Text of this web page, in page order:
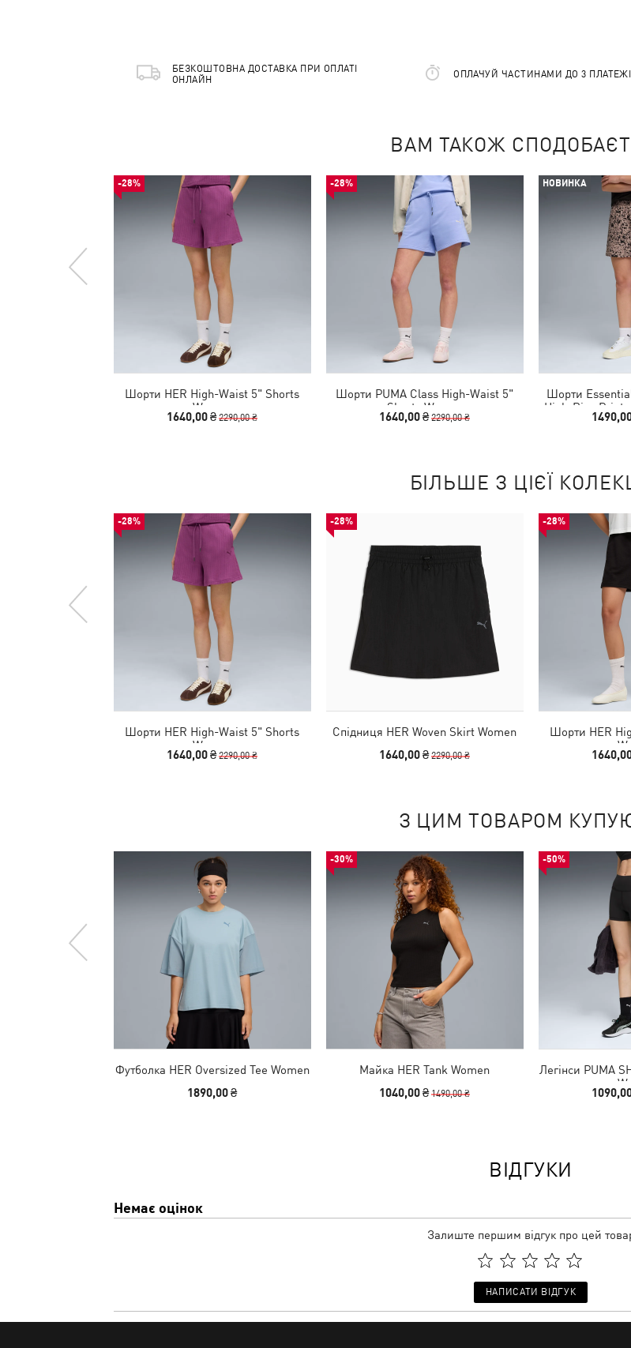
БЕЗКОШТОВНА ДОСТАВКА ПРИ ОПЛАТІ
ОНЛАЙН
ОПЛАЧУЙ ЧАСТИНАМИ ДО 3
ВАМ ТАКОЖ
-28%
Шорти HER High-Waist 5" Shorts
Women
1640,00 ₴2290,00 ₴
-28%
Шорти PUMA Class High-Waist 5"
Shorts Women
1640,00 ₴2290,00 ₴
НОВИНКА
Шорти
High-Rise
БІЛЬШЕ З ЦІЄЇ
-28%
Шорти HER High-Waist 5" Shorts
Women
1640,00 ₴2290,00 ₴
-28%
Спідниця HER Woven Skirt Women
1640,00 ₴2290,00 ₴
-28%
Шорти HER
З ЦИМ ТОВАРОМ
Футболка HER Oversized Tee Women
1890,00 ₴
-30%
Майка HER Tank Women
1040,00 ₴1490,00 ₴
-50%
Легінси PUMA
ВІДГУКИ
Немає оцінок
Залиште першим відгук про цей
НАПИСАТИ ВІДГУК